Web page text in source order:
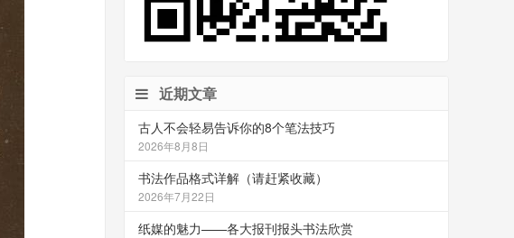
近期文章
古人不会轻易告诉你的8个笔法技巧
2026年8月8日
书法作品格式详解（请赶紧收藏）
2026年7月22日
纸媒的魅力——各大报刊报头书法欣赏